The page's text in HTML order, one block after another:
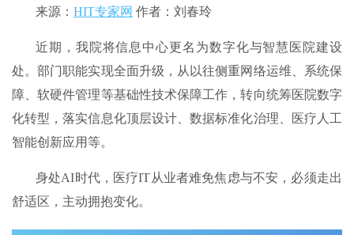
来源： HIT专家网 作者：刘春玲
近期，我院将信息中心更名为数字化与智慧医院建设
处。部门职能实现全面升级，从以往侧重网络运维、系统保
障、软硬件管理等基础性技术保障工作，转向统筹医院数字
化转型，落实信息化顶层设计、数据标准化治理、医疗人工
智能创新应用等。
身处AI时代，医疗IT从业者难免焦虑与不安，必须走出
舒适区，主动拥抱变化。